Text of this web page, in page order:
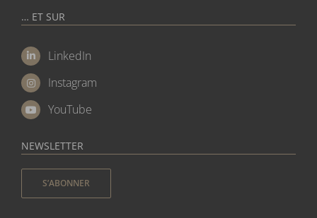
… ET SUR
LinkedIn
Instagram
YouTube
NEWSLETTER
S’ABONNER